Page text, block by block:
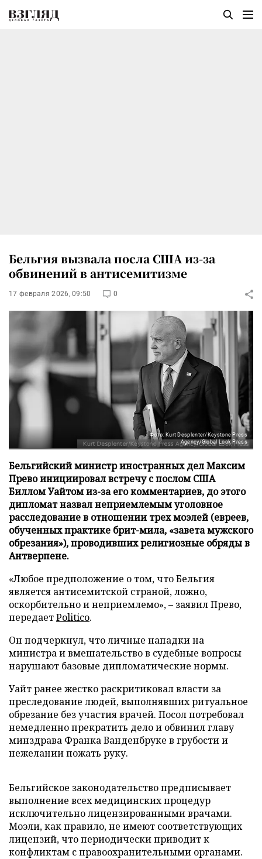
Бельгия вызвала посла США из-за
обвинений в антисемитизме
17 февраля 2026, 09:50 0
Фото: Kurt Desplenter/Keystone Press
Agency/Global Look Press
Бельгийский министр иностранных дел Максим
Прево инициировал встречу с послом США
Биллом Уайтом из-за его комментариев, до этого
дипломат назвал неприемлемым уголовное
расследование в отношении трех моэлей (евреев,
обученных практике брит-мила, «завета мужского
обрезания»), проводивших религиозные обряды в
Антверпене.
«Любое предположение о том, что Бельгия
является антисемитской страной, ложно,
оскорбительно и неприемлемо», – заявил Прево,
передаетPolitico.
Он подчеркнул, что личные нападки на
министра и вмешательство в судебные вопросы
нарушают базовые дипломатические нормы.
Уайт ранее жестко раскритиковал власти за
преследование людей, выполнявших ритуальное
обрезание без участия врачей. Посол потребовал
немедленно прекратить дело и обвинил главу
минздрава Франка Ванденбруке в грубости и
нежелании пожать руку.
Бельгийское законодательство предписывает
выполнение всех медицинских процедур
исключительно лицензированными врачами.
Моэли, как правило, не имеют соответствующих
лицензий, что периодически приводит к
конфликтам с правоохранительными органами.